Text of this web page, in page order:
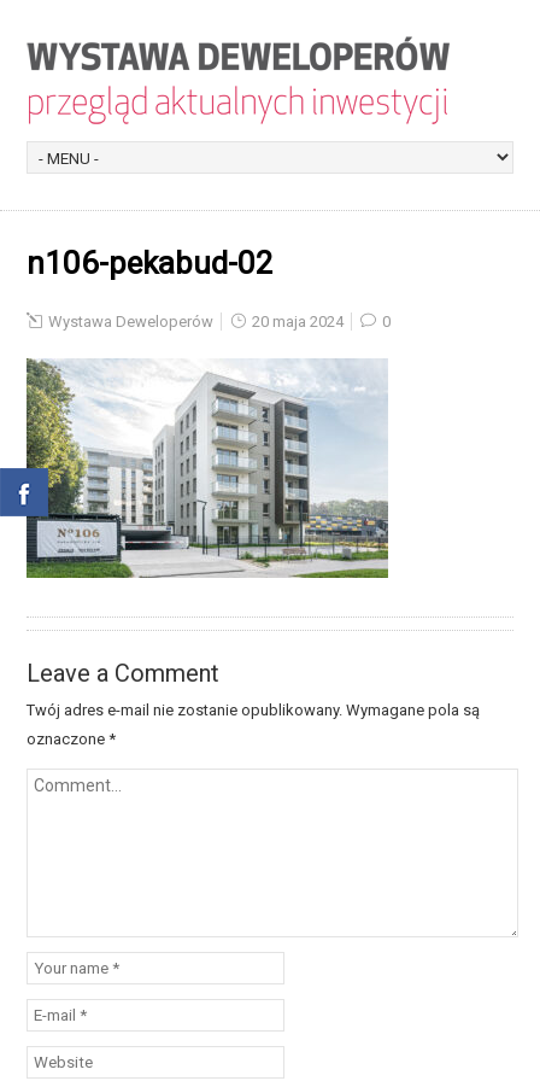
n106-pekabud-02
Wystawa Deweloperów 20 maja 2024 0
Leave a Comment
Twój adres e-mail nie zostanie opublikowany. Wymagane pola są
oznaczone*